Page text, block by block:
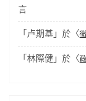
言
「 卢期基 」於〈
「 林際健 」於〈